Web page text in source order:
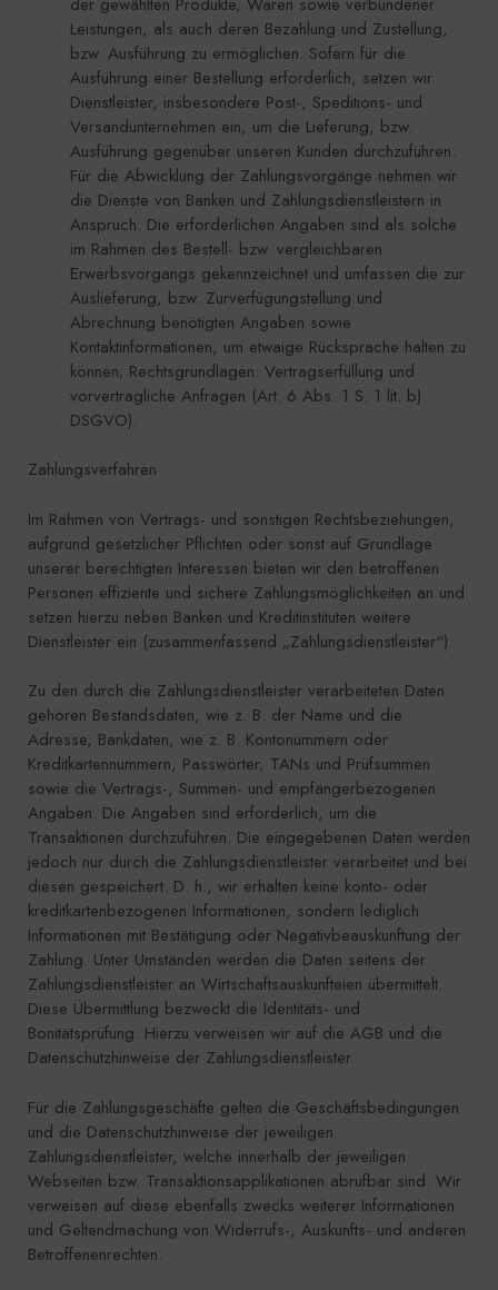
Leistungen, als auch deren Bezahlung und Zustellung,
bzw. Ausführung zu ermöglichen. Sofern für die
Ausführung einer Bestellung erforderlich, setzen wir
Dienstleister, insbesondere Post-, Speditions- und
Versandunternehmen ein, um die Lieferung, bzw.
Ausführung gegenüber unseren Kunden durchzuführen.
Für die Abwicklung der Zahlungsvorgänge nehmen wir
die Dienste von Banken und Zahlungsdienstleistern in
Anspruch. Die erforderlichen Angaben sind als solche
im Rahmen des Bestell- bzw. vergleichbaren
Erwerbsvorgangs gekennzeichnet und umfassen die zur
Auslieferung, bzw. Zurverfügungstellung und
Abrechnung benötigten Angaben sowie
Kontaktinformationen, um etwaige Rücksprache halten zu
können; Rechtsgrundlagen: Vertragserfüllung und
vorvertragliche Anfragen (Art. 6 Abs. 1 S. 1 lit. b)
DSGVO).
Zahlungsverfahren
Im Rahmen von Vertrags- und sonstigen Rechtsbeziehungen,
aufgrund gesetzlicher Pflichten oder sonst auf Grundlage
unserer berechtigten Interessen bieten wir den betroffenen
Personen effiziente und sichere Zahlungsmöglichkeiten an und
setzen hierzu neben Banken und Kreditinstituten weitere
Dienstleister ein (zusammenfassend „Zahlungsdienstleister“).
Zu den durch die Zahlungsdienstleister verarbeiteten Daten
gehören Bestandsdaten, wie z. B. der Name und die
Adresse, Bankdaten, wie z. B. Kontonummern oder
Kreditkartennummern, Passwörter, TANs und Prüfsummen
sowie die Vertrags-, Summen- und empfängerbezogenen
Angaben. Die Angaben sind erforderlich, um die
Transaktionen durchzuführen. Die eingegebenen Daten werden
jedoch nur durch die Zahlungsdienstleister verarbeitet und bei
diesen gespeichert. D. h., wir erhalten keine konto- oder
kreditkartenbezogenen Informationen, sondern lediglich
Informationen mit Bestätigung oder Negativbeauskunftung der
Zahlung. Unter Umständen werden die Daten seitens der
Zahlungsdienstleister an Wirtschaftsauskunfteien übermittelt.
Diese Übermittlung bezweckt die Identitäts- und
Bonitätsprüfung. Hierzu verweisen wir auf die AGB und die
Datenschutzhinweise der Zahlungsdienstleister.
Für die Zahlungsgeschäfte gelten die Geschäftsbedingungen
und die Datenschutzhinweise der jeweiligen
Zahlungsdienstleister, welche innerhalb der jeweiligen
Webseiten bzw. Transaktionsapplikationen abrufbar sind. Wir
verweisen auf diese ebenfalls zwecks weiterer Informationen
und Geltendmachung von Widerrufs-, Auskunfts- und anderen
Betroffenenrechten.